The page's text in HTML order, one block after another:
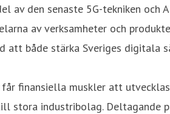
den senaste 5G-tekniken och
av verksamheter och
både stärka Sveriges digitala
får finansiella muskler att
industribolag. Deltagande